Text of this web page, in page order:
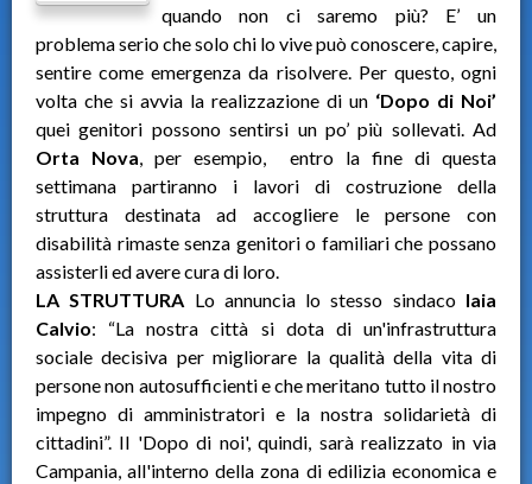
quando non ci saremo più? E’ un
problema serio che solo chi lo vive può conoscere, capire,
sentire come emergenza da risolvere. Per questo, ogni
volta che si avvia la realizzazione di un ‘Dopo di Noi’
quei genitori possono sentirsi un po’ più sollevati. Ad
Orta Nova, per esempio, entro la fine di questa
settimana partiranno i lavori di costruzione della
struttura destinata ad accogliere le persone con
disabilità rimaste senza genitori o familiari che possano
assisterli ed avere cura di loro.
LA STRUTTURA Lo annuncia lo stesso sindaco Iaia
Calvio: “La nostra città si dota di un'infrastruttura
sociale decisiva per migliorare la qualità della vita di
persone non autosufficienti e che meritano tutto il nostro
impegno di amministratori e la nostra solidarietà di
cittadini”. Il 'Dopo di noi', quindi, sarà realizzato in via
Campania, all'interno della zona di edilizia economica e